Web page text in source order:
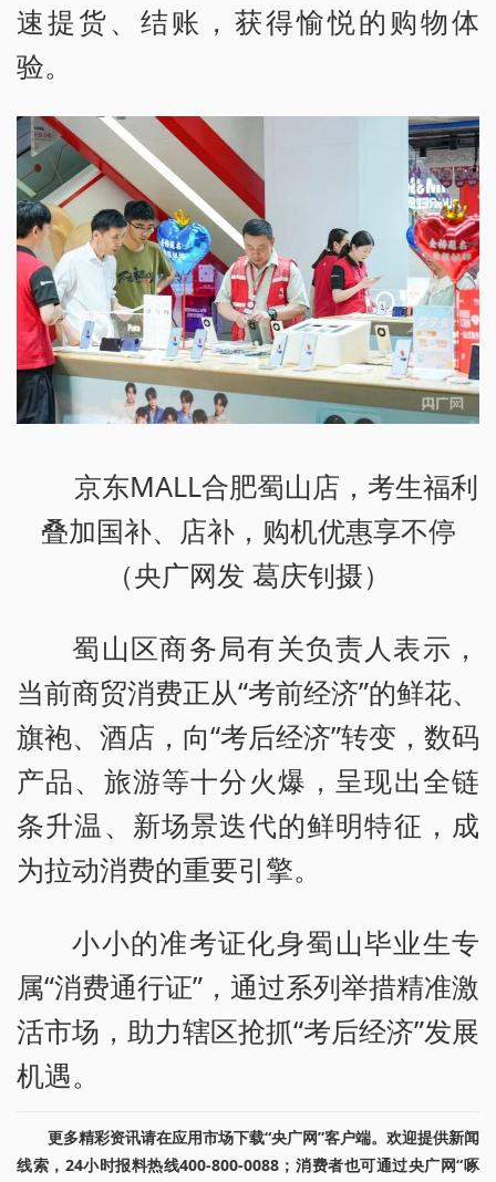
速提货、结账，获得愉悦的购物体
验。
京东MALL合肥蜀山店，考生福利
叠加国补、店补，购机优惠享不停
（央广网发 葛庆钊摄）
蜀山区商务局有关负责人表示，
当前商贸消费正从“考前经济”的鲜花、
旗袍、酒店，向“考后经济”转变，数码
产品、旅游等十分火爆，呈现出全链
条升温、新场景迭代的鲜明特征，成
为拉动消费的重要引擎。
小小的准考证化身蜀山毕业生专
属“消费通行证”，通过系列举措精准激
活市场，助力辖区抢抓“考后经济”发展
机遇。
更多精彩资讯请在应用市场下载“央广网”客户端。欢迎提供新闻
线索，24小时报料热线400-800-0088；消费者也可通过央广网“啄